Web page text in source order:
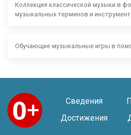
Коллекция классической музыки в
музыкальных терминов и
Обучающие музыкальные игры в
Сведения
Достижения